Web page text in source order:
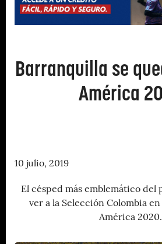
Barranquilla se
América
10 julio, 2019
El césped más emblemático del
ver a la Selección Colombia
América 2020.